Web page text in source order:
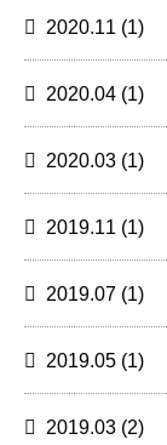
2020.11 (1)
2020.04 (1)
2020.03 (1)
2019.11 (1)
2019.07 (1)
2019.05 (1)
2019.03 (2)